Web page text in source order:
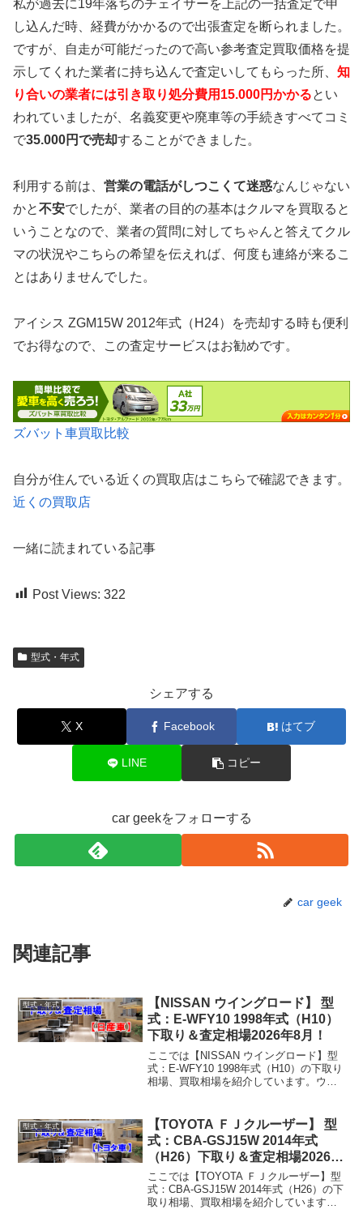
私が過去に19年落ちのチェイサーを上記の一括査定で申
し込んだ時、経費がかかるので出張査定を断られました。
ですが、自走が可能だったので高い参考査定買取価格を提
示してくれた業者に持ち込んで査定いしてもらった所、 知
り合いの業者には引き取り処分費用15.000円かかるとい
われていましたが、名義変更や廃車等の手続きすべてコミ
で35.000円で売却することができました。
利用する前は、 営業の電話がしつこくて迷惑なんじゃない
かと不安でしたが、業者の目的の基本はクルマを買取ると
いうことなので、業者の質問に対してちゃんと答えてクル
マの状況やこちらの希望を伝えれば、何度も連絡が来るこ
とはありませんでした。
アイシス ZGM15W 2012年式（H24）を売却する時も便利
でお得なので、この査定サービスはお勧めです。
ズバット車買取比較
自分が住んでいる近くの買取店はこちらで確認できます。
近くの買取店
一緒に読まれている記事
Post Views: 322
型式・年式
シェアする
X Facebook はてブ
LINE コピー
car geekをフォローする
car geek
関連記事
型式・年式
【NISSAN ウイングロード】 型
式：E-WFY10 1998年式（H10）
下取り＆査定相場2026年8月！
ここでは【NISSAN ウイングロード】型
式：E-WFY10 1998年式（H10）の下取り
相場、買取相場を紹介しています。ウイ
ナス1万円～2万円買取り相...
型式・年式
【TOYOTA ＦＪクルーザー】 型
式：CBA-GSJ15W 2014年式
（H26）下取り＆査定相場2026年
8月！
ここでは【TOYOTA ＦＪクルーザー】型
式：CBA-GSJ15W 2014年式（H26）の下
取り相場、買取相場を紹介しています。